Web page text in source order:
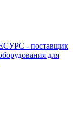
- поставщик
для